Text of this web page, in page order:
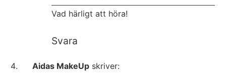
Vad härligt att höra!
Svara
Aidas MakeUp skriver: